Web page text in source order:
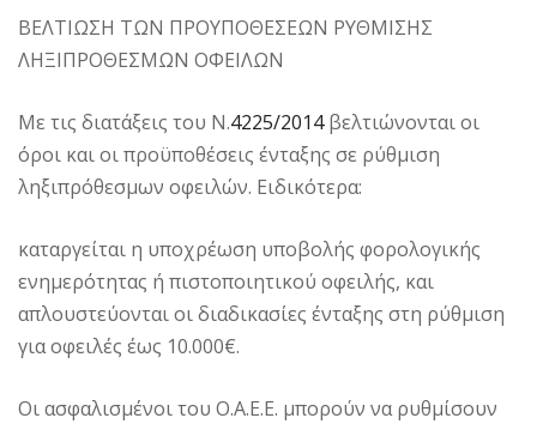
ΒΕΛΤΙΩΣΗ ΤΩΝ ΠΡΟΥΠΟΘΕΣΕΩΝ ΡΥΘΜΙΣΗΣ
ΛΗΞΙΠΡΟΘΕΣΜΩΝ ΟΦΕΙΛΩΝ
Με τις διατάξεις του Ν.4225/2014βελτιώνονται οι
όροι και οι προϋποθέσεις ένταξης σε ρύθμιση
ληξιπρόθεσμων οφειλών. Ειδικότερα:
καταργείται η υποχρέωση υποβολής φορολογικής
ενημερότητας ή πιστοποιητικού οφειλής, και
απλουστεύονται οι διαδικασίες ένταξης στη ρύθμιση
για οφειλές έως 10.000€.
Οι ασφαλισμένοι του Ο.Α.Ε.Ε. μπορούν να ρυθμίσουν